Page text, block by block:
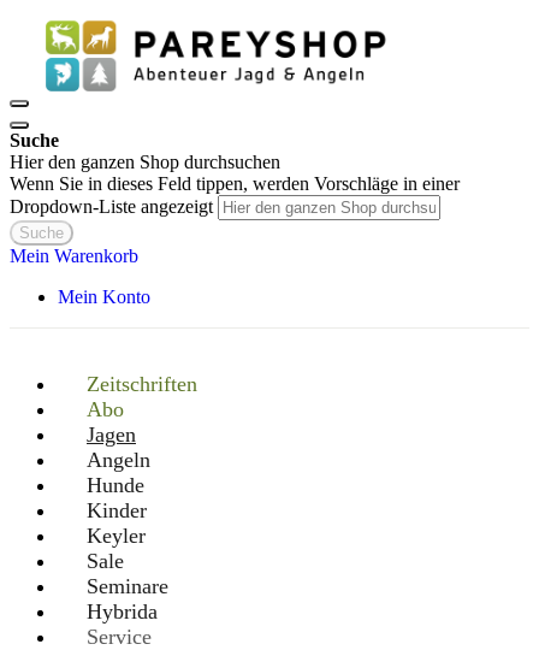
Suche
Hier den ganzen Shop durchsuchen
Wenn Sie in dieses Feld tippen, werden Vorschläge in einer
Dropdown-Liste angezeigt
Suche
Mein Warenkorb
Mein Konto
Zeitschriften
Abo
Jagen
Angeln
Hunde
Kinder
Keyler
Sale
Seminare
Hybrida
Service